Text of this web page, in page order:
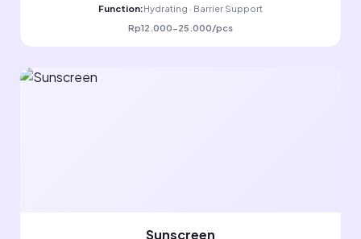
Function:Hydrating · Barrier Support
Rp12.000-25.000/pcs
Sunscreen